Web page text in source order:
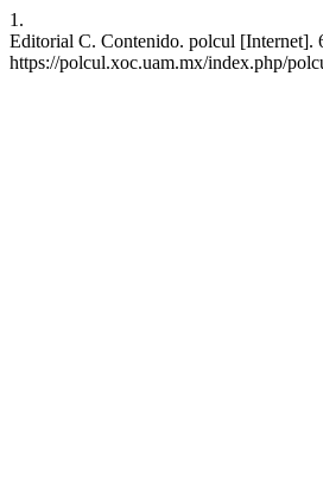
1.
Editorial C. Contenido. polcul [Internet].
https://polcul.xoc.uam.mx/index.php/